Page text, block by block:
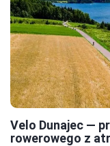
Velo Dunajec —
rowerowego z